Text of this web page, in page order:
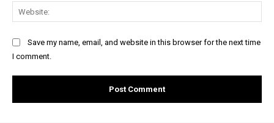
Save my name, email, and website in this browser for the next time
I comment.